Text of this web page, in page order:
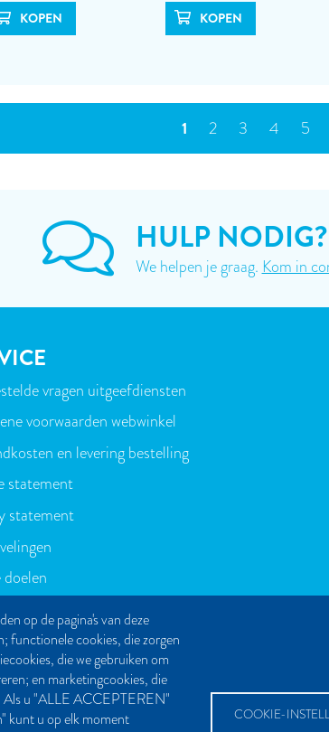
op de pagina's van deze
functionele cookies, die zorgen
die we gebruiken om
en marketingcookies, die
Als u "ALLE ACCEPTEREN"
kunt u op elk moment
COOKIE-
Huidige
pagina
1 Page
2 Page
3 Page
4 Page
5
HULP NODIG?
We helpen je graag. Kom in
vragen uitgeefdiensten
voorwaarden webwinkel
en levering bestelling
statement
statement